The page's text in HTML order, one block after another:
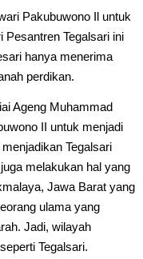
Pakubuwono Il untuk
Pesantren Tegalsari ini
hanya menerima
perdikan.
Ageng Muhammad
II untuk menjadi
Tegalsari
melakukan hal yang
Jawa Barat yang
ulama yang
Jadi, wilayah
Tegalsari.